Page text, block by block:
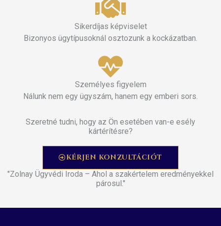
Sikerdíjas képviselet
Bizonyos ügytípusoknál osztozunk a kockázatban.
Személyes figyelem
Nálunk nem egy ügyszám, hanem egy emberi sors.
Szeretné tudni, hogy az Ön esetében van-e esély
kártérítésre?
KÉRJEN KONZULTÁCIÓT
"Zolnay Ügyvédi Iroda – Ahol a szakértelem eredményekkel
párosul."